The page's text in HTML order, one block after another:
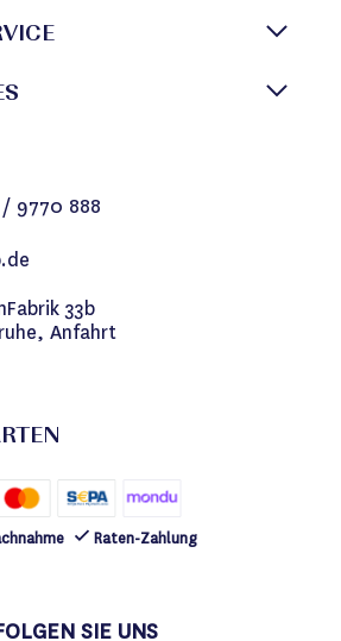
9770 888
33b
Anfahrt
Raten-Zahlung
SIE UNS